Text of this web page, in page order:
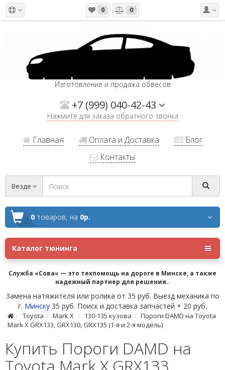
0 0
Изготовление и продажа обвесов
+7 (999) 040-42-43
Нажмите для заказа обратного звонка
Главная Оплата и Доставка
Блог
Контакты
Везде
0 товаров, на 0р.
Каталог тюнинга
Служба «Сова» — это техпомощь на дороге в Минске, а также
надежный партнер для решения..
Замена натяжителя или ролика от 35 руб. Выезд механика по
г. Минску 35 руб. Поиск и доставка запчастей + 20 руб.
Toyota Mark X 130-135 кузова
Пороги DAMD на Toyota
Mark X GRX133, GRX130, GRX135 (1-я и 2-я модель)
Купить Пороги DAMD на